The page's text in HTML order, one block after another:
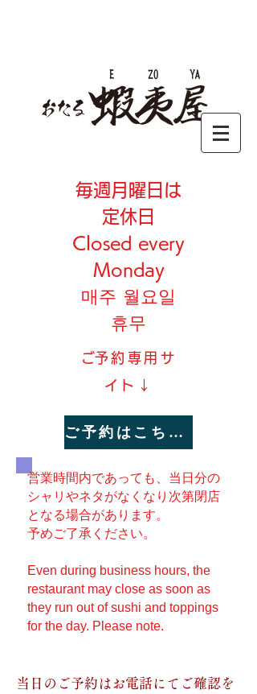
毎週月曜日は
定休日
Closed every
Monday
매주 월요일
휴무
​ご予約専用サ
イト↓
ご予約はこちらから
営業時間内であっても、当日分の
シャリやネタがなくなり次第閉店
となる場合があります。
​予めご了承ください。
Even during business hours, the
restaurant may close as soon as
they run out of sushi and toppings
for the day. Please note.
当日のご予約はお電話にてご確認を